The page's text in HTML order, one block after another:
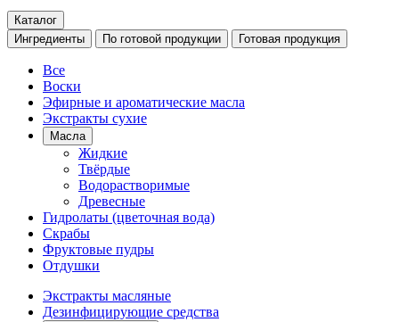
Каталог
Ингредиенты
По готовой продукции Готовая продукция
Все
Воски
Эфирные и ароматические масла
Экстракты сухие
Масла
Жидкие
Твёрдые
Водорастворимые
Древесные
Гидролаты (цветочная вода)
Скрабы
Фруктовые пудры
Отдушки
Экстракты масляные
Дезинфицирующие средства